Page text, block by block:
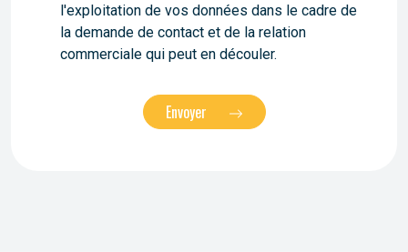
l'exploitation de vos données dans le cadre de
la demande de contact et de la relation
commerciale qui peut en découler.
Envoyer